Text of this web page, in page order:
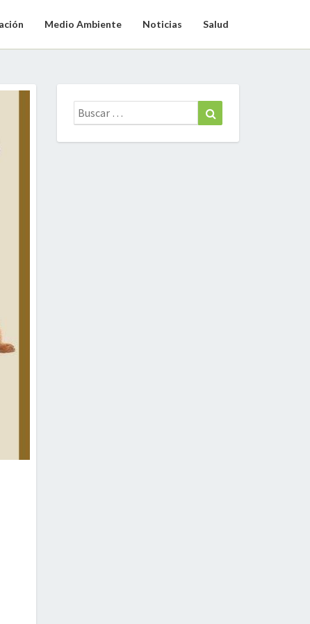
Medio Ambiente Noticias Salud
Buscar: